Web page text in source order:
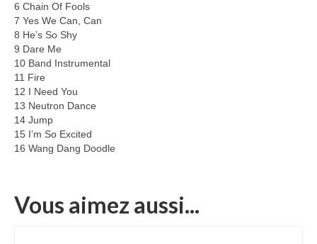
6 Chain Of Fools
7 Yes We Can, Can
8 He’s So Shy
9 Dare Me
10 Band Instrumental
11 Fire
12 I Need You
13 Neutron Dance
14 Jump
15 I’m So Excited
16 Wang Dang Doodle
Vous aimez aussi...